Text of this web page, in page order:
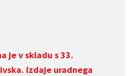
je v skladu s 33.
Izdaje uradnega